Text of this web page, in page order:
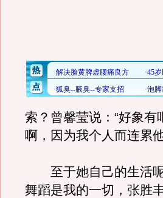
索？曾馨莹说：“好象
啊，因为我个人而连累
至于她自己的生活呢
舞蹈是我的一切，张胜